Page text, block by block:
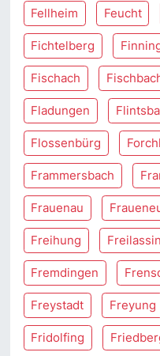
Fellheim Feucht
Fichtelberg
Fischach
Fladungen
Flossenbürg
Frammersbach
Frauenau
Freihung
Fremdingen
Freystadt Freyung
Fridolfing